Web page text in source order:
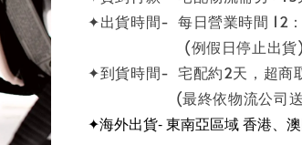
✦出貨時間- 每日營業時間 12
(例假日停止出貨)
✦到貨時間- 宅配約2天，超商
(最終依物流公司送
✦海外出貨- 東南亞區域 香港、